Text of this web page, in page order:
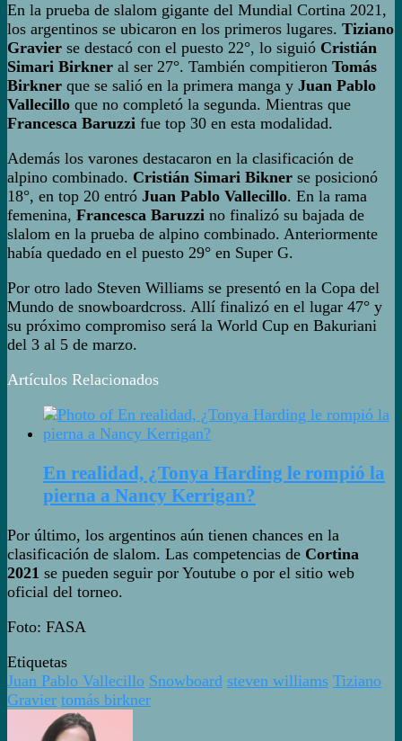
En la prueba de slalom gigante del Mundial Cortina 2021,
los argentinos se ubicaron en los primeros lugares. Tiziano
Gravier se destacó con el puesto 22°, lo siguió Cristián
Simari Birkner al ser 27°. También compitieron Tomás
Birkner que se salió en la primera manga y Juan Pablo
Vallecillo que no completó la segunda. Mientras que
Francesca Baruzzi fue top 30 en esta modalidad.
Además los varones destacaron en la clasificación de
alpino combinado. Cristián Simari Bikner se posicionó
18°, en top 20 entró Juan Pablo Vallecillo. En la rama
femenina, Francesca Baruzzi no finalizó su bajada de
slalom en la prueba de alpino combinado. Anteriormente
había quedado en el puesto 29° en Super G.
Por otro lado Steven Williams se presentó en la Copa del
Mundo de snowboardcross. Allí finalizó en el lugar 47° y
su próximo compromiso será la World Cup en Bakuriani
del 3 al 5 de marzo.
Artículos Relacionados
En realidad, ¿Tonya Harding le rompió la
pierna a Nancy Kerrigan?
Por último, los argentinos aún tienen chances en la
clasificación de slalom. Las competencias de Cortina
2021 se pueden seguir por Youtube o por el sitio web
oficial del torneo.
Foto: FASA
Etiquetas
Juan Pablo Vallecillo Snowboard steven williams Tiziano
Gravier tomás birkner